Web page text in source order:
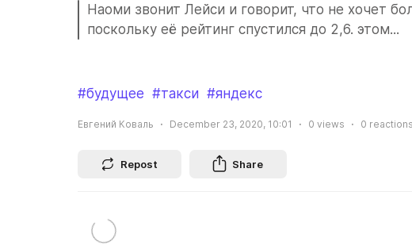
Наоми звонит Лейси и говорит, что не хочет
поскольку её рейтинг спустился до 2,6. этом...
#будущее #такси #яндекс
Евгений Коваль December 23, 2020, 10:01 0 views 0 reactions
Repost Share